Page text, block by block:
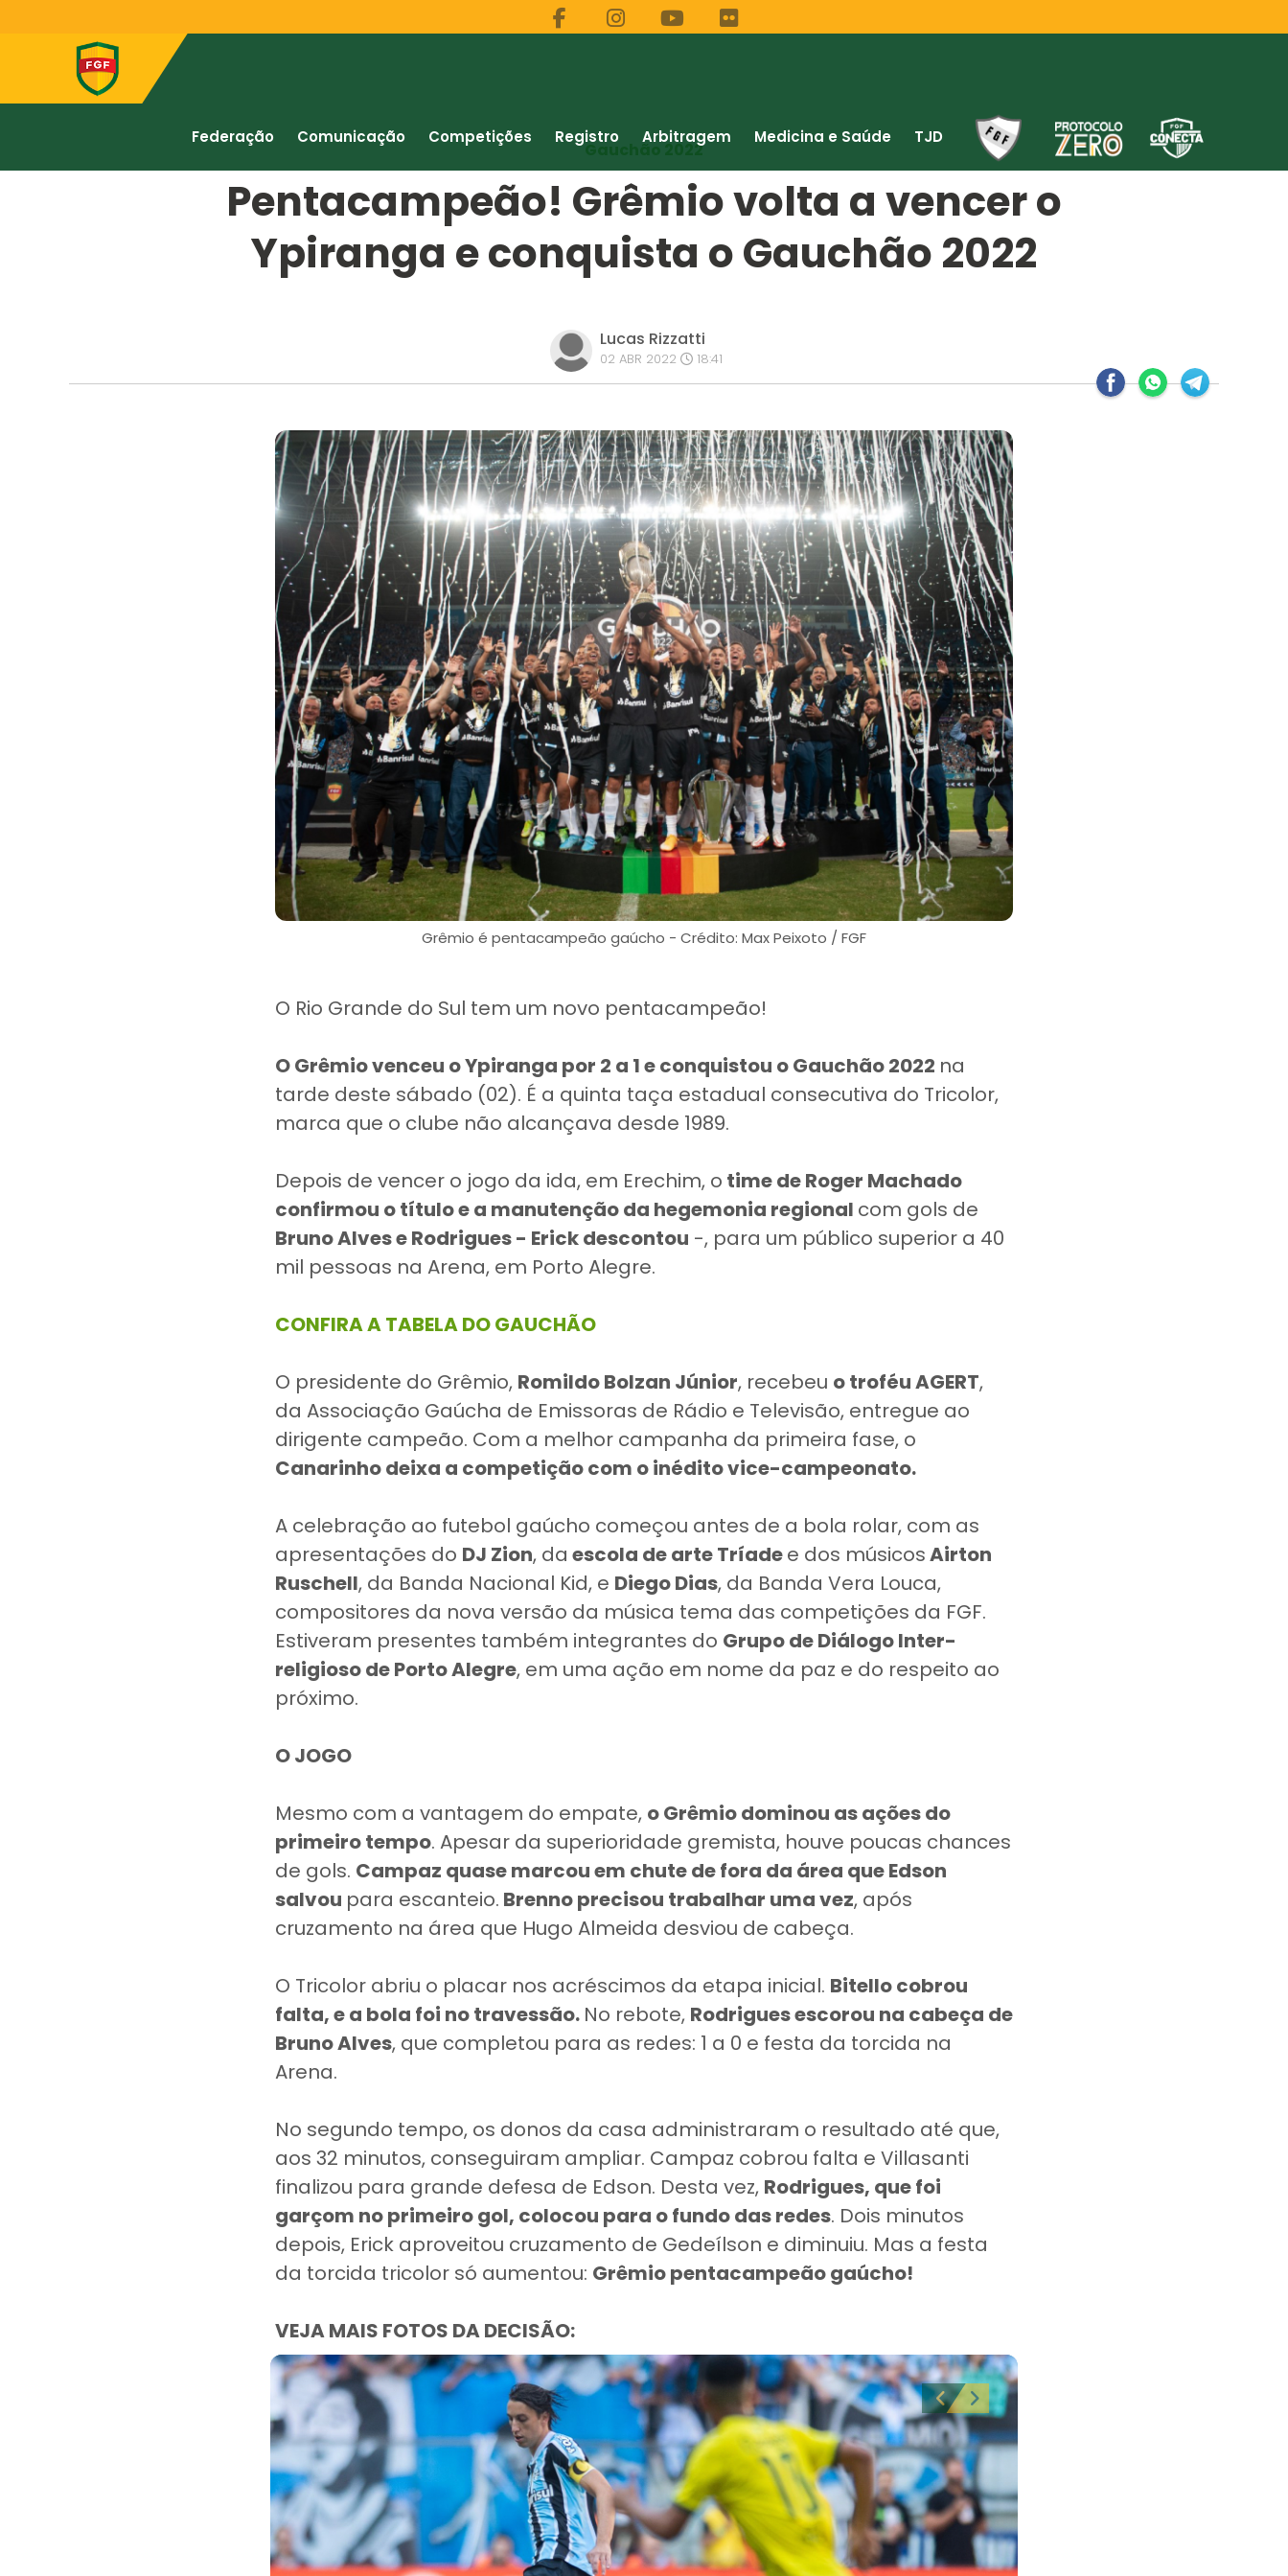
Federação Comunicação Competições Registro Arbitragem Medicina e Saúde TJD
Gauchão 2022
Pentacampeão! Grêmio volta a vencer o
Ypiranga e conquista o Gauchão 2022
Lucas Rizzatti
02 ABR 2022 18:41
Grêmio é pentacampeão gaúcho - Crédito: Max Peixoto / FGF
O Rio Grande do Sul tem um novo pentacampeão!
O Grêmio venceu o Ypiranga por 2 a 1 e conquistou o Gauchão 2022 na
tarde deste sábado (02). É a quinta taça estadual consecutiva do Tricolor,
marca que o clube não alcançava desde 1989.
Depois de vencer o jogo da ida, em Erechim, o time de Roger Machado
confirmou o título e a manutenção da hegemonia regional com gols de
Bruno Alves e Rodrigues - Erick descontou -, para um público superior a 40
mil pessoas na Arena, em Porto Alegre.
CONFIRA A TABELA DO GAUCHÃO
O presidente do Grêmio, Romildo Bolzan Júnior, recebeu o troféu AGERT,
da Associação Gaúcha de Emissoras de Rádio e Televisão, entregue ao
dirigente campeão. Com a melhor campanha da primeira fase, o
Canarinho deixa a competição com o inédito vice-campeonato.
A celebração ao futebol gaúcho começou antes de a bola rolar, com as
apresentações do DJ Zion, da escola de arte Tríadee dos músicosAirton
Ruschell, da Banda Nacional Kid, e Diego Dias, da Banda Vera Louca,
compositores da nova versão da música tema das competições da FGF.
Estiveram presentes também integrantes do Grupo de Diálogo Inter-
religioso de Porto Alegre, em uma ação em nome da paz e do respeito ao
próximo.
O JOGO
Mesmo com a vantagem do empate, o Grêmio dominou as ações do
primeiro tempo. Apesar da superioridade gremista, houve poucas chances
de gols. Campaz quase marcou em chute de fora da área que Edson
salvou para escanteio. Brenno precisou trabalhar uma vez, após
cruzamento na área que Hugo Almeida desviou de cabeça.
O Tricolor abriu o placar nos acréscimos da etapa inicial. Bitello cobrou
falta, e a bola foi no travessão. No rebote, Rodrigues escorou na cabeça de
Bruno Alves, que completou para as redes: 1 a 0 e festa da torcida na
Arena.
No segundo tempo, os donos da casa administraram o resultado até que,
aos 32 minutos, conseguiram ampliar. Campaz cobrou falta e Villasanti
finalizou para grande defesa de Edson. Desta vez, Rodrigues, que foi
garçom no primeiro gol, colocou para o fundo das redes. Dois minutos
depois, Erick aproveitou cruzamento de Gedeílson e diminuiu. Mas a festa
da torcida tricolor só aumentou: Grêmio pentacampeão gaúcho!
VEJA MAIS FOTOS DA DECISÃO: